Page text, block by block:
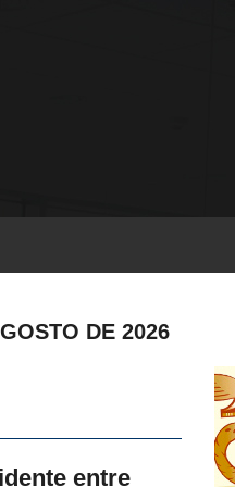
DE 2026
entre